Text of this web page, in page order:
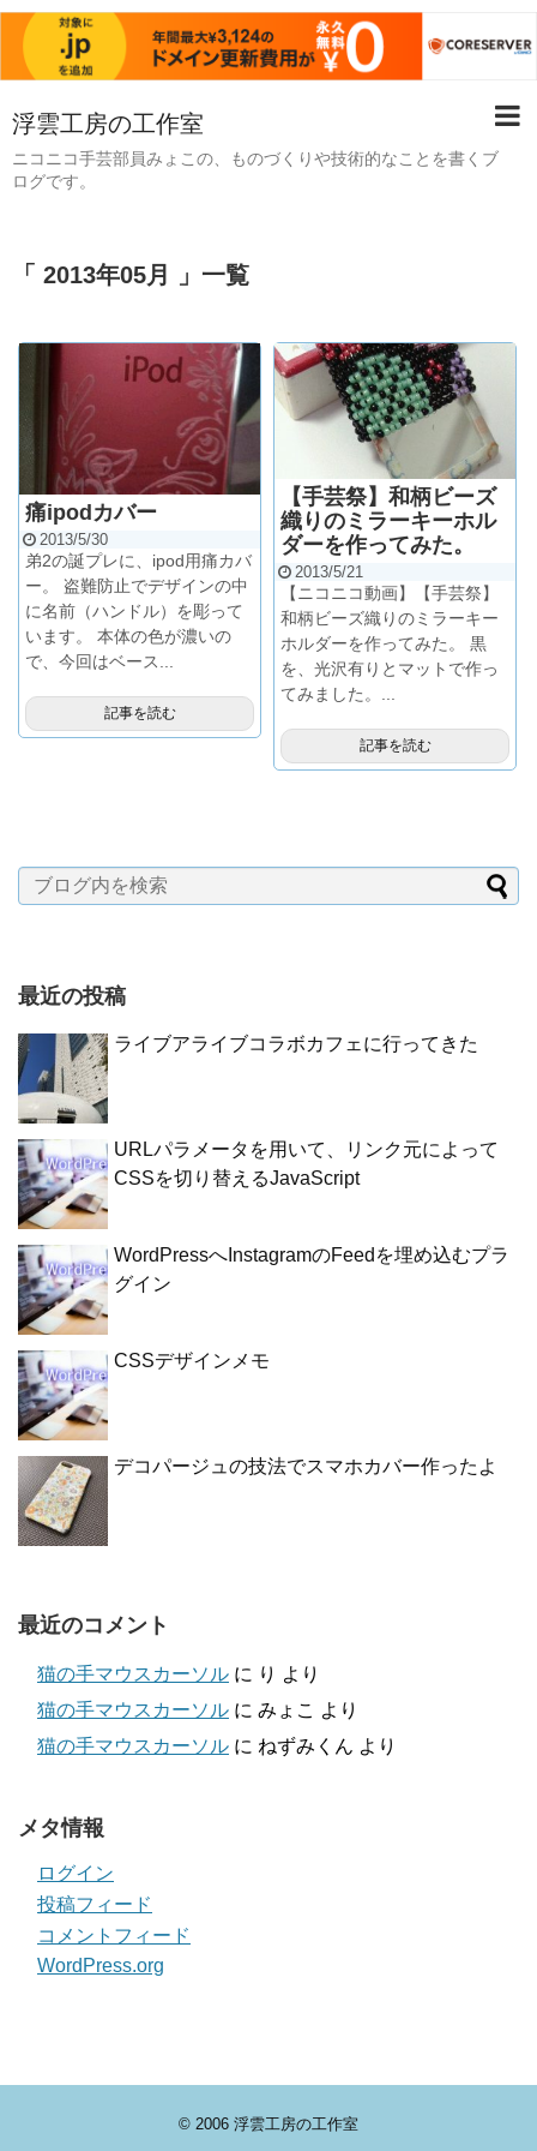
浮雲工房の工作室
ニコニコ手芸部員みょこの、ものづくりや技術的なことを書くブ
ログです。
「 2013年05月 」一覧
痛ipodカバー
2013/5/30
弟2の誕プレに、ipod用痛カバ
ー。 盗難防止でデザインの中
に名前（ハンドル）を彫って
います。 本体の色が濃いの
で、今回はベース...
記事を読む
【手芸祭】和柄ビーズ
織りのミラーキーホル
ダーを作ってみた。
2013/5/21
【ニコニコ動画】【手芸祭】
和柄ビーズ織りのミラーキー
ホルダーを作ってみた。 黒
を、光沢有りとマットで作っ
てみました。...
記事を読む
最近の投稿
ライブアライブコラボカフェに行ってきた
URLパラメータを用いて、リンク元によって
CSSを切り替えるJavaScript
WordPressへInstagramのFeedを埋め込むプラ
グイン
CSSデザインメモ
デコパージュの技法でスマホカバー作ったよ
最近のコメント
猫の手マウスカーソル に り より
猫の手マウスカーソル に みょこ より
猫の手マウスカーソル に ねずみくん より
メタ情報
ログイン
投稿フィード
コメントフィード
WordPress.org
© 2006 浮雲工房の工作室